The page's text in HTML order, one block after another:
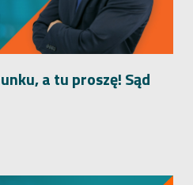
a tu proszę! Sąd